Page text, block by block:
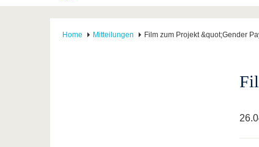
Home Mitteilungen Film zum Projekt &quot;Gender